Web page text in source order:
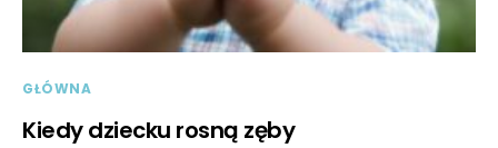
GŁÓWNA
Kiedy dziecku rosną zęby